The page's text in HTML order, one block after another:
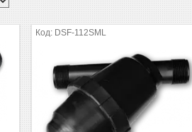
DSF-112SML